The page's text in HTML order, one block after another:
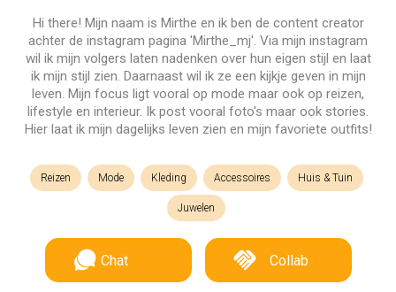
Hi there! Mijn naam is Mirthe en ik ben de content creator
achter de instagram pagina 'Mirthe_mj'. Via mijn instagram
wil ik mijn volgers laten nadenken over hun eigen stijl en laat
ik mijn stijl zien. Daarnaast wil ik ze een kijkje geven in mijn
leven. Mijn focus ligt vooral op mode maar ook op reizen,
lifestyle en interieur. Ik post vooral foto's maar ook stories.
Hier laat ik mijn dagelijks leven zien en mijn favoriete outfits!
Reizen Mode Kleding Accessoires Huis & Tuin
Juwelen
Chat Collab